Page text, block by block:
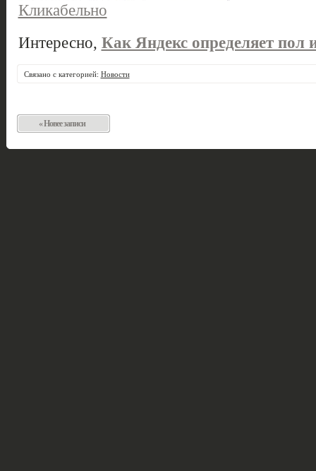
Кликабельно
Интересно, Как Яндекс определяет пол
Связано с категорией: Новости
« Новее записи